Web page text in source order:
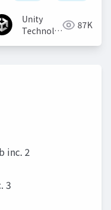
Unity
Technologies 87K
inc. 2
3